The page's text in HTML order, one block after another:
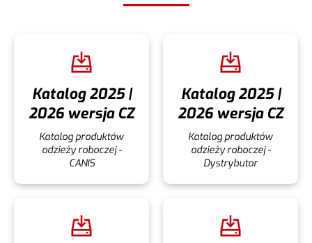
Katalog 2025 |
2026 wersja CZ
Katalog produktów
odzieży roboczej -
CANIS
Katalog 2025 |
2026 wersja CZ
Katalog produktów
odzieży roboczej -
Dystrybutor